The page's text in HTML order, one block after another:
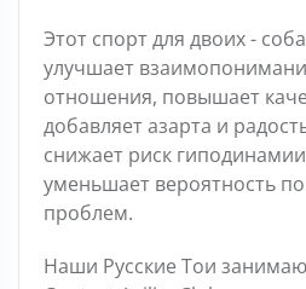
Этот спорт для двоих -
улучшает
отношения, повышает
добавляет азарта и
снижает риск
уменьшает вероятность
проблем.
Наши Русские Тои